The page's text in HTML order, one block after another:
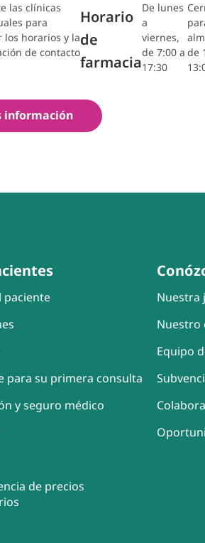
las clínicas
para
los horarios y la
de contacto
Horario
de
farmacia
De lunes
a
viernes,
de 7:00 a
17:30
de
información
paciente
para su primera consulta
y seguro médico
de precios
Nuestra
Nuestro
Equipo